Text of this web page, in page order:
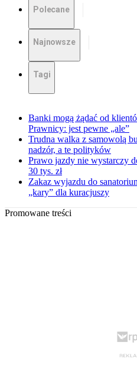
Polecane
Najnowsze
Tagi
Banki mogą żądać od
Prawnicy: jest pewne „ale”
Trudna walka z samowolą
nadzór, a te polityków
Prawo jazdy nie wystarczy
30 tys. zł
Zakaz wyjazdu do
„kary” dla kuracjuszy
Promowane treści